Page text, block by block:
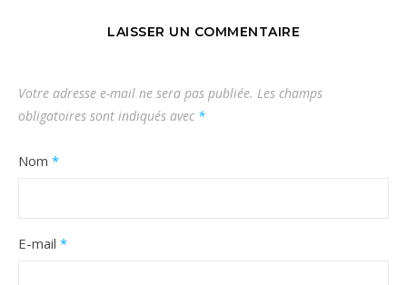
LAISSER UN COMMENTAIRE
Votre adresse e-mail ne sera pas publiée. Les champs
obligatoires sont indiqués avec *
Nom *
E-mail *